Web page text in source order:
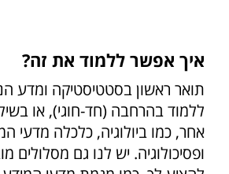
איך אפשר ללמוד את זה?
תואר ראשון בסטטיסטיקה ומדע
ללמוד בהרחבה (חד-חוגי), או
אחר, כמו ביולוגיה, כלכלה מדעי
ופסיכולוגיה. יש לנו גם מסלולים